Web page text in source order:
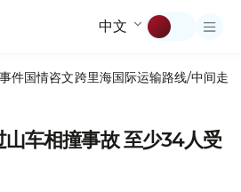
中文
事件国情咨文跨里海国际运输路线/中间走廊
车相撞事故 至少34人受